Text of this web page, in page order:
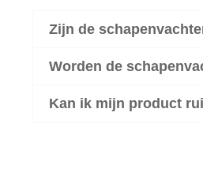
Zijn de
Worden de
Kan ik mijn product